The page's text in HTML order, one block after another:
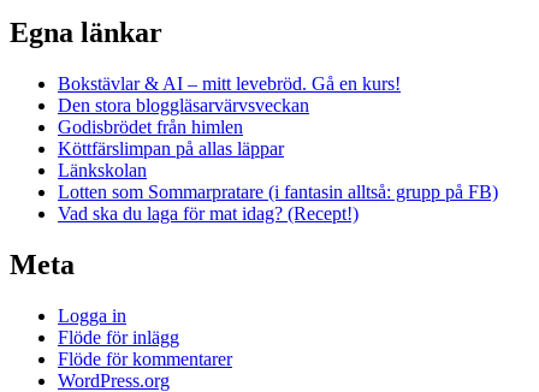
Egna länkar
Bokstävlar & AI – mitt levebröd. Gå en kurs!
Den stora bloggläsarvärvsveckan
Godisbrödet från himlen
Köttfärslimpan på allas läppar
Länkskolan
Lotten som Sommarpratare (i fantasin alltså: grupp på FB)
Vad ska du laga för mat idag? (Recept!)
Meta
Logga in
Flöde för inlägg
Flöde för kommentarer
WordPress.org